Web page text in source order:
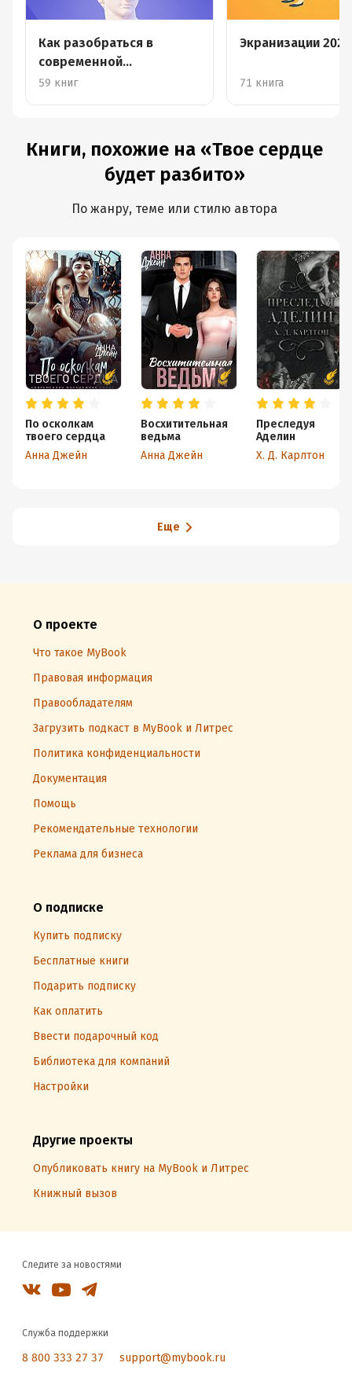
Как разобраться в
современной
литературе?
59 книг
Экранизации
71 книга
Книги, похожие на «Твое сердце
будет разбито»
По жанру, теме или стилю автора
По осколкам
твоего сердца
Анна Джейн
Восхитительная
ведьма
Анна Джейн
Преследуя
Аделин
Х. Д. Карлтон
Еще
О проекте
Что такое MyBook
Правовая информация
Правообладателям
Загрузить подкаст в MyBook и Литрес
Политика конфиденциальности
Документация
Помощь
Рекомендательные технологии
Реклама для бизнеса
О подписке
Купить подписку
Бесплатные книги
Подарить подписку
Как оплатить
Ввести подарочный код
Библиотека для компаний
Настройки
Другие проекты
Опубликовать книгу на MyBook и Литрес
Книжный вызов
Следите за новостями
Служба поддержки
8 800 333 27 37 support@mybook.ru